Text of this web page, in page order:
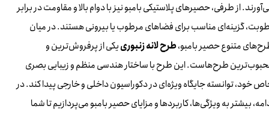
از طرفی، حصیرهای پلاستیکی بامبو نیز با دوام بالا و مقاومت در برابر
گزینه‌ای مناسب برای فضاهای مرطوب یا بیرونی هستند. در میان
متنوع حصیر بامبو،طرح لانه زنبورییکی از پرفروش‌ترین و
طرح‌هاست. این طرح با ساختار هندسی منظم و زیبایی بصری
خود، توانسته جایگاه ویژه‌ای در دکوراسیون داخلی و خارجی پیدا کند. در
بیشتر به ویژگی‌ها، کاربردها و مزایای حصیر بامبو می‌پردازیم تا شما